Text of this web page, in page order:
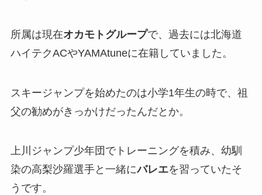
所属は現在オカモトグループで、過去には北海道
ハイテクACやYAMAtuneに在籍していました。
スキージャンプを始めたのは小学1年生の時で、祖
父の勧めがきっかけだったんだとか。
上川ジャンプ少年団でトレーニングを積み、幼馴
染の高梨沙羅選手と一緒にバレエを習っていたそ
うです。